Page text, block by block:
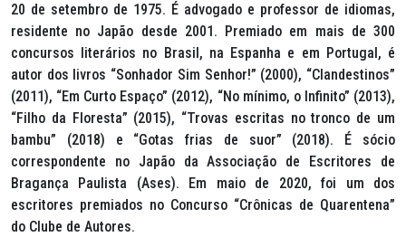
20 de setembro de 1975. É advogado e professor de idiomas,
residente no Japão desde 2001. Premiado em mais de 300
concursos literários no Brasil, na Espanha e em Portugal, é
autor dos livros “Sonhador Sim Senhor!” (2000), “Clandestinos”
(2011), “Em Curto Espaço” (2012), “No mínimo, o Infinito” (2013),
“Filho da Floresta” (2015), “Trovas escritas no tronco de um
bambu” (2018) e “Gotas frias de suor” (2018). É sócio
correspondente no Japão da Associação de Escritores de
Bragança Paulista (Ases). Em maio de 2020, foi um dos
escritores premiados no Concurso “Crônicas de Quarentena”
do Clube de Autores.